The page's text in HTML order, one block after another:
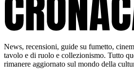
News, recensioni, guide su fumetto,
tavolo e di ruolo e collezionismo. Tutto
rimanere aggiornato sul mondo della